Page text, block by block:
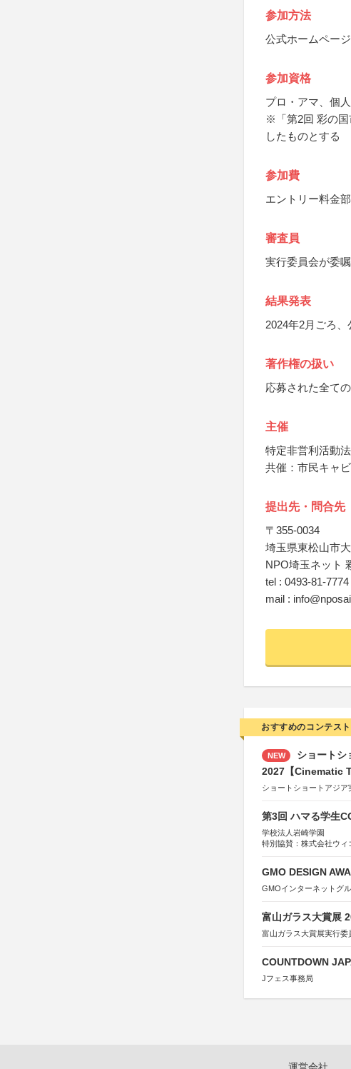
参加方法
公式ホームペー
参加資格
プロ・アマ、個
※「第2回 彩の国
したものとする
参加費
エントリー料金
審査員
実行委員会が委
結果発表
2024年2月ごろ
著作権の扱い
応募された全て
主催
特定非営利活動
共催：市民キャ
提出先・問合先
〒355-0034
埼玉県東松山市
NPO埼玉ネット
tel : 0493-81-
mail :
おすすめのコンテスト
NEW
ショートシ
2027【Cinematic
ショートショートアジア
第3回 ハマる学生
学校法人岩崎学園
特別協賛：株式会社ウィ
GMO DESIGN
GMOインターネットグ
富山ガラス大賞展
富山ガラス大賞展実行
COUNTDOWN
Jフェス事務局